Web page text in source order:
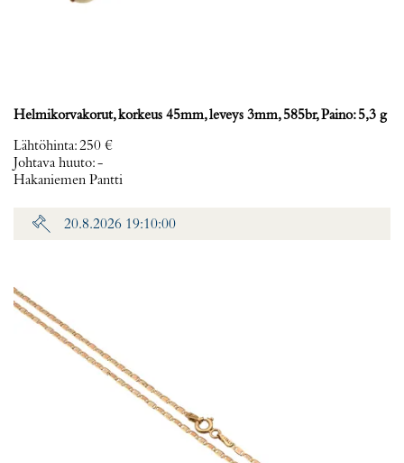
Helmikorvakorut, korkeus 45mm, leveys 3mm, 585br, Paino: 5,3 g
Lähtöhinta:250 €
Johtava huuto:-
Hakaniemen Pantti
20.8.2026 19:10:00